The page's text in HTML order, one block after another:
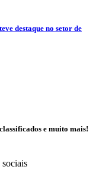
destaque no setor de
e muito mais!
sociais